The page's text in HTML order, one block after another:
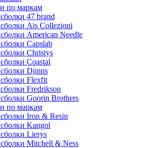
по маркам
47 brand
Ais Collezioni
American Needle
Capslab
Christys
Coastal
Djinns
Flexfit
Fredrikson
Goorin Brothers
по маркам
Iron & Resin
Kangol
Lierys
Mitchell & Ness